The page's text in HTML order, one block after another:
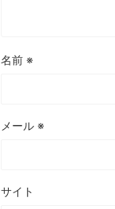
名前 ※
メール ※
サイト